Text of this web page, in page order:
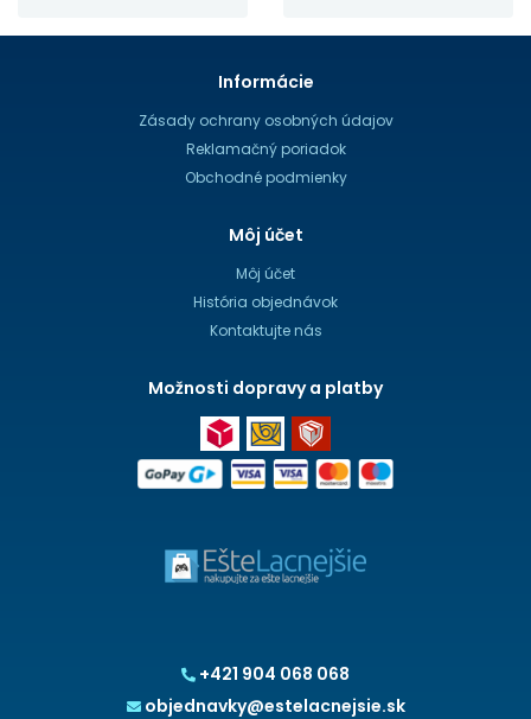
+421 904 068 068
objednavky@estelacnejsie.sk
Informácie
Zásady ochrany osobných údajov
Reklamačný poriadok
Obchodné podmienky
Môj účet
Môj účet
História objednávok
Kontaktujte nás
Možnosti dopravy a platby